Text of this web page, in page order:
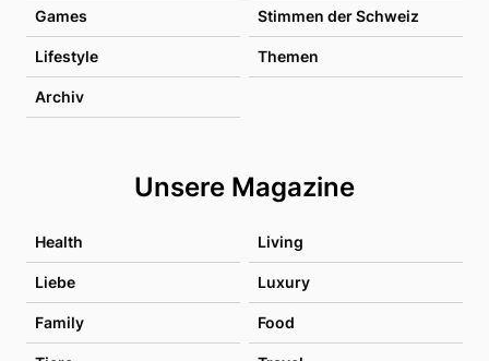
Games Stimmen der Schweiz
Lifestyle Themen
Archiv
Unsere Magazine
Health Living
Liebe Luxury
Family Food